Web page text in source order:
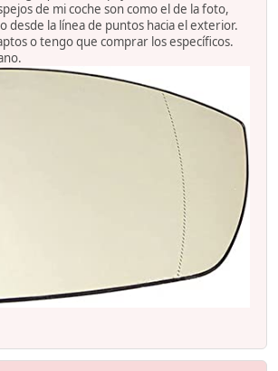
de mi coche son como el de la foto,
desde la línea de puntos hacia el exterior.
o tengo que comprar los específicos.